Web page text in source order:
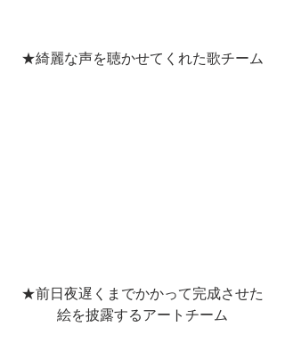
★綺麗な声を聴かせてくれた歌チーム
★前日夜遅くまでかかって完成させた
絵を披露するアートチーム